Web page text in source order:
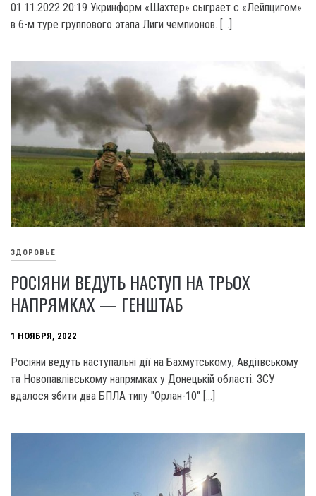
01.11.2022 20:19 Укринформ «Шахтер» сыграет с «Лейпцигом»
в 6-м туре группового этапа Лиги чемпионов. […]
ЗДОРОВЬЕ
РОСІЯНИ ВЕДУТЬ НАСТУП НА ТРЬОХ
НАПРЯМКАХ — ГЕНШТАБ
1 НОЯБРЯ, 2022
Росіяни ведуть наступальні дії на Бахмутському, Авдіївському
та Новопавлівському напрямках у Донецькій області. ЗСУ
вдалося збити два БПЛА типу "Орлан-10" […]